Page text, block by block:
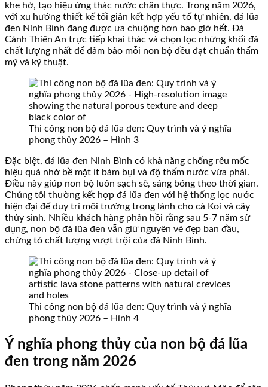
khe hở, tạo hiệu ứng thác nước chân thực. Trong năm 2026,
với xu hướng thiết kế tối giản kết hợp yếu tố tự nhiên, đá lũa
đen Ninh Bình đang được ưa chuộng hơn bao giờ hết. Đá
Cảnh Thiên An trực tiếp khai thác và chọn lọc những khối đá
chất lượng nhất để đảm bảo mỗi non bộ đều đạt chuẩn thẩm
mỹ và kỹ thuật.
Thi công non bộ đá lũa đen: Quy trình và ý nghĩa
phong thủy 2026 – Hình 3
Đặc biệt, đá lũa đen Ninh Bình có khả năng chống rêu mốc
hiệu quả nhờ bề mặt ít bám bụi và độ thấm nước vừa phải.
Điều này giúp non bộ luôn sạch sẽ, sáng bóng theo thời gian.
Chúng tôi thường kết hợp đá lũa đen với hệ thống lọc nước
hiện đại để duy trì môi trường trong lành cho cá Koi và cây
thủy sinh. Nhiều khách hàng phản hồi rằng sau 5-7 năm sử
dụng, non bộ đá lũa đen vẫn giữ nguyên vẻ đẹp ban đầu,
chứng tỏ chất lượng vượt trội của đá Ninh Bình.
Thi công non bộ đá lũa đen: Quy trình và ý nghĩa
phong thủy 2026 – Hình 4
Ý nghĩa phong thủy của non bộ đá lũa
đen trong năm 2026